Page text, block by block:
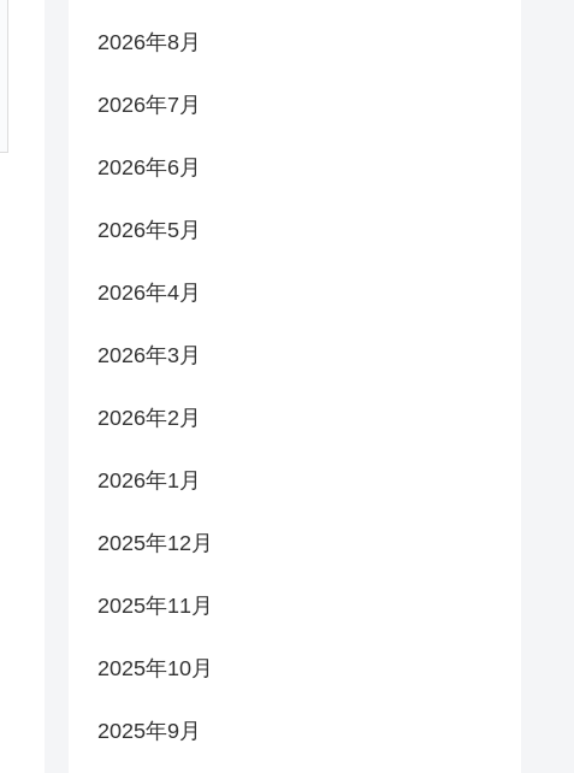
2026年8月
2026年7月
2026年6月
2026年5月
2026年4月
2026年3月
2026年2月
2026年1月
2025年12月
2025年11月
2025年10月
2025年9月